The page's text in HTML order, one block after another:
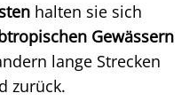
halten sie sich
Gewässern
lange Strecken
zurück.